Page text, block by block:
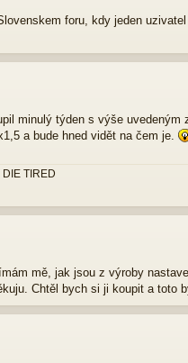
foru, kdy jeden
minulý týden s výše
a bude hned vidět na čem je.
TIRED
mě, jak jsou z výroby
Chtěl bych si ji koupit a toto